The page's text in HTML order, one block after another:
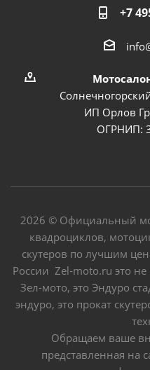
+7
ИП Орлов
ОГРНИП:
2026 © Официальный
квадроциклов,
скутеров по лучшим
России Zel-moto.ru это не
Зел-мото, это Эндуро
эндуро, это прокат
Обращаем ваше
представленная на